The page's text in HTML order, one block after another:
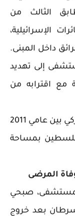
الطابق الثالث من
الإسرائيلية،
داخل المبنى.
إلى تهديد
مع اقترابه من
يُذكر أن المستشفى تم بناؤه بتمويل تركي بين عامي 2011
فلسطين بمساحة
المرضى
عام المستشفى، صبحي
بعد خروج